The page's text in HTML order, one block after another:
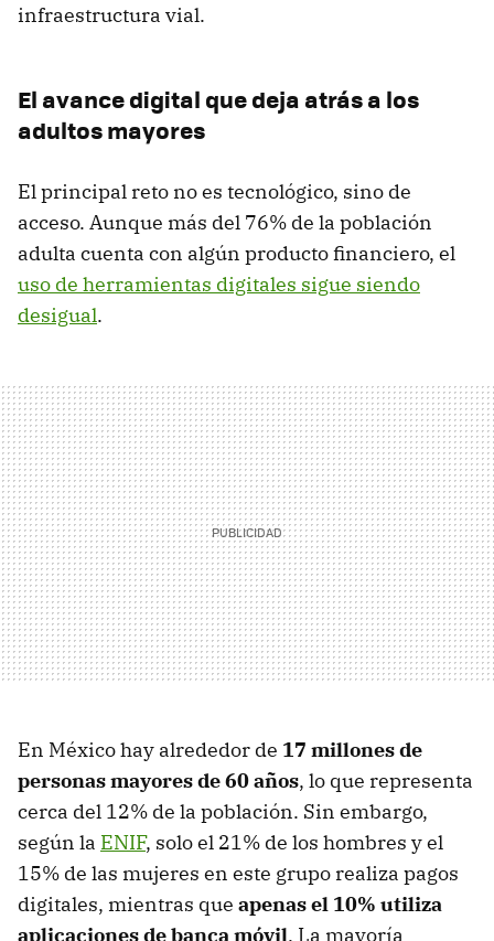
infraestructura vial.
El avance digital que deja atrás a los
adultos mayores
El principal reto no es tecnológico, sino de
acceso. Aunque más del 76% de la población
adulta cuenta con algún producto financiero, el
uso de herramientas digitales sigue siendo
desigual.
En México hay alrededor de 17 millones de
personas mayores de 60 años, lo que representa
cerca del 12% de la población. Sin embargo,
según la ENIF, solo el 21% de los hombres y el
15% de las mujeres en este grupo realiza pagos
digitales, mientras que apenas el 10% utiliza
aplicaciones de banca móvil. La mayoría